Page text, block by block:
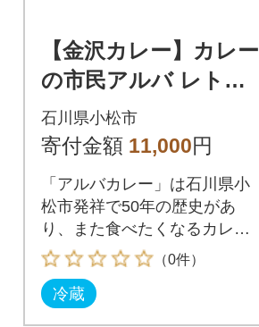
【金沢カレー】カレー
の市民アルバ レトル
トカレー 600g×4袋
石川県小松市
寄付金額 11,000円
「アルバカレー」は石川県小
松市発祥で50年の歴史があ
り、また食べたくなるカレー
として長年愛され続けていま
す。
（0件）
冷蔵